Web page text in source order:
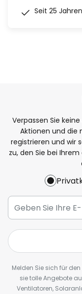
Seit 25
Verpassen Sie
Aktionen und die
registrieren und wir
zu, den Sie bei
Melden Sie sich für
sie tolle Angebote
Ventilatoren,